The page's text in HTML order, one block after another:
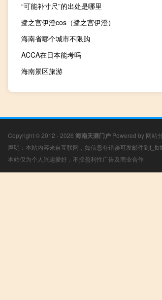
“可能补寸尺”的出处是哪里
鹭之宫伊澄cos（鹭之宫伊澄）
海南省哪个城市不限购
ACCA在日本能考吗
海南景区旅游
Copyright © 2012 - 2026 海南天涯门户 Powered by 网站
声明：本站内容来自互联网，如信息有错误可发邮件到
本站仅为个人兴趣爱好，不接盈利性广告及商业合作